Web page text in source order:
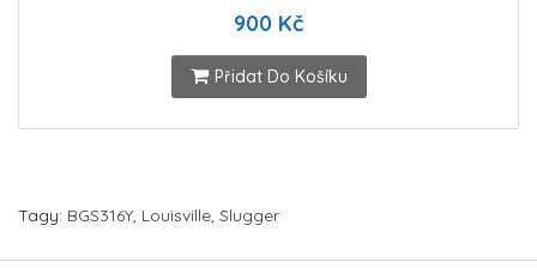
900 Kč
Přidat Do Košíku
Tagy: BGS316Y, Louisville, Slugger